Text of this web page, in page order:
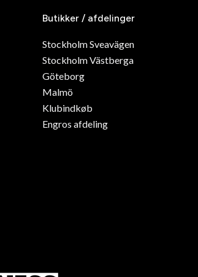
Butikker / afdelinger
Stockholm Sveavägen
Stockholm Västberga
Göteborg
Malmö
Klubindkøb
Engros afdeling